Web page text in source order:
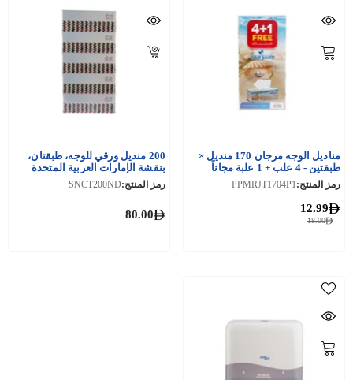
مناديل الوجه مرجان 170 منديل ×
طبقتين - 4 علب + 1 علبة مجاناً
رمز المنتج:PPMRJT1704P1
18.00
12.99
200 منديل ورقي للوجه، طبقتان،
بنقشة الإمارات العربية المتحدة
رمز المنتج:SNCT200ND
80.00